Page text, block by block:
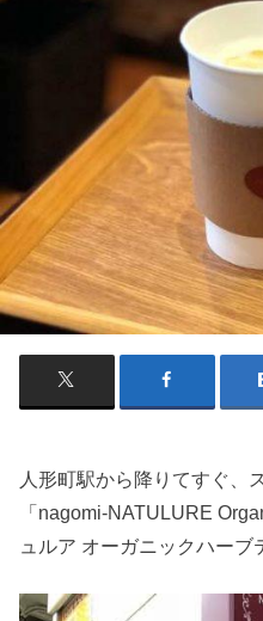
人形町駅から降りてすぐ、
「nagomi‐NATULURE
ュルア オーガニックハーブ